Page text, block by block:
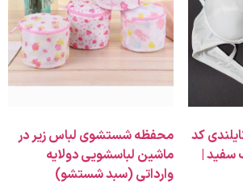
محفظه شستشوی لباس زیر در
ماشین لباسشویی دولایه
وارداتی (سبد شستشو)